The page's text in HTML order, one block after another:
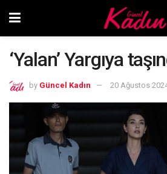
‘Yalan’ Yargıya
by Güncel Kadın 20 Ağustos